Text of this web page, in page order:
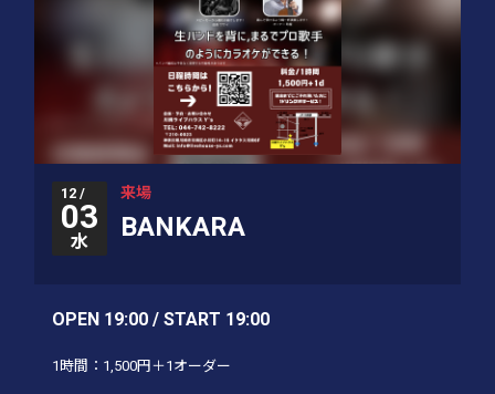
12 /
03
水
来場
BANKARA
OPEN 19:00 / START 19:00
1時間：1,500円＋1オーダー